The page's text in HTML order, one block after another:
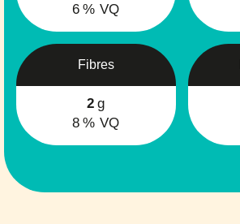
6 % VQ
Fibres
2 g
8 % VQ